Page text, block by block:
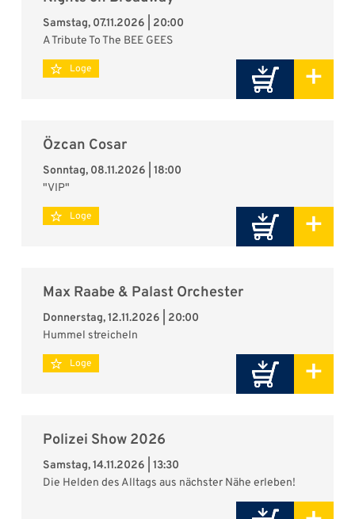
Samstag, 07.11.2026 | 20:00
A Tribute To The BEE GEES
+
Loge
Özcan Cosar
Sonntag, 08.11.2026 | 18:00
"VIP"
+
Loge
Max Raabe & Palast Orchester
Donnerstag, 12.11.2026 | 20:00
Hummel streicheln
+
Loge
Polizei Show 2026
Samstag, 14.11.2026 | 13:30
Die Helden des Alltags aus nächster Nähe erleben!